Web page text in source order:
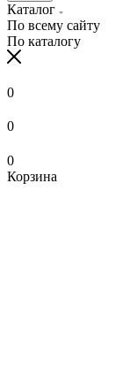
Каталог
По всему сайту
По каталогу
0
0
0
Корзина